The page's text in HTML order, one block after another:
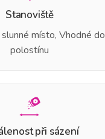
Stanoviště
místo, Vhodné do
polostínu
při sázení